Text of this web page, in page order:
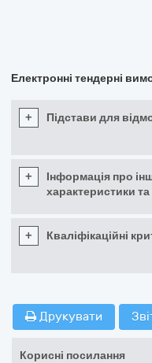
Електронні тендерні
+ Підстави для
+
Інформація про
характеристики
+ Кваліфікаційні
Друкувати
Корисні посилання